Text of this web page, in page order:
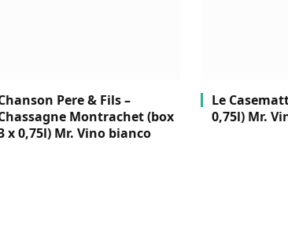
Pere & Fils –
Montrachet (box
x 0,75l) Mr. Vino bianco
Le
0,75l) Mr.